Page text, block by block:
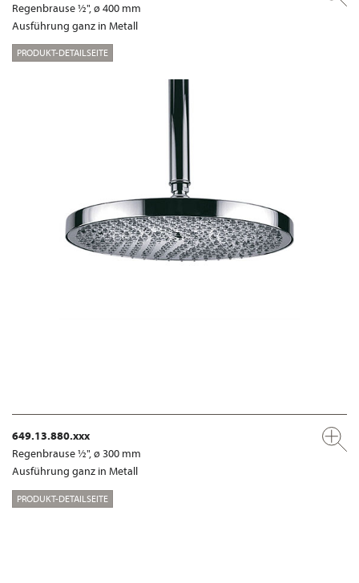
Regenbrause ½", ø 400 mm
Ausführung ganz in Metall
PRODUKT-DETAILSEITE
649.13.880.xxx
Regenbrause ½", ø 300 mm
Ausführung ganz in Metall
PRODUKT-DETAILSEITE